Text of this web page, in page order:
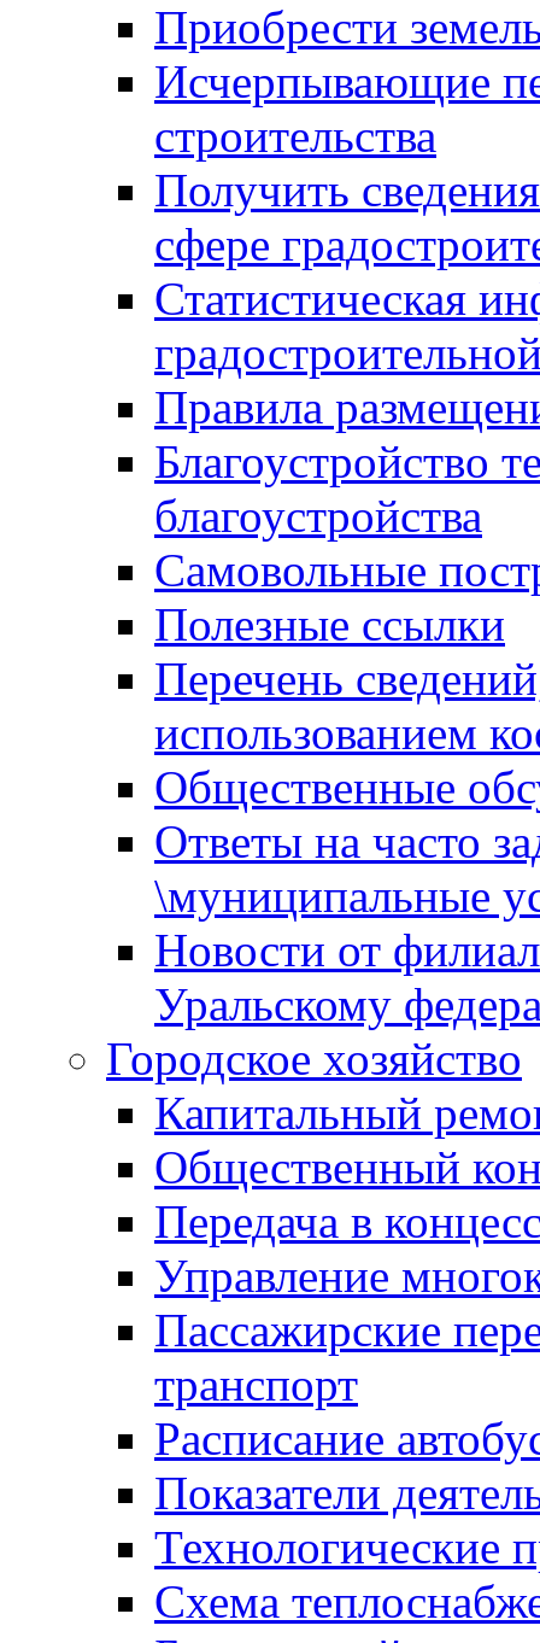
Приобрести
Исчерпывающие
строительства
Получить
сфере
Статистическая
Правила
Благоустройство
благоустройства
Самовольные
Полезные ссылки
Перечень
использованием
Общественные
Ответы на часто
\муниципальные
Новости от
Уральскому
Городское хозяйство
Капитальный
Общественный
Передача в
Управление
Пассажирские
транспорт
Расписание
Показатели
Технологические
Схема